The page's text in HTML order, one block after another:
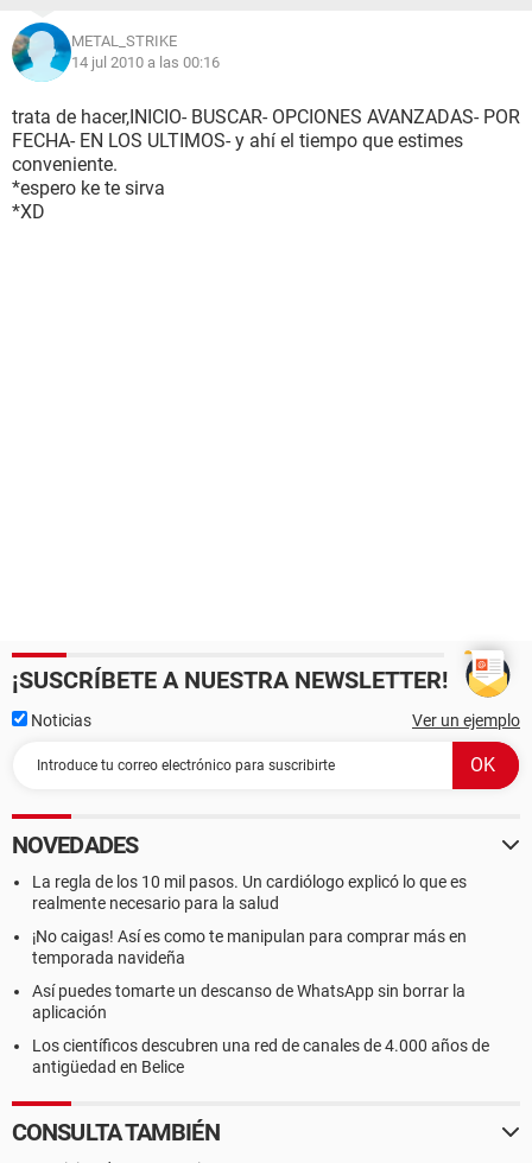
METAL_STRIKE
14 jul 2010 a las 00:16
trata de hacer,INICIO- BUSCAR- OPCIONES AVANZADAS- POR
FECHA- EN LOS ULTIMOS- y ahí el tiempo que estimes
conveniente.
*espero ke te sirva
*XD
¡SUSCRÍBETE A NUESTRA NEWSLETTER!
Noticias Ver un ejemplo
NOVEDADES
La regla de los 10 mil pasos. Un cardiólogo explicó lo que es
realmente necesario para la salud
¡No caigas! Así es como te manipulan para comprar más en
temporada navideña
Así puedes tomarte un descanso de WhatsApp sin borrar la
aplicación
Los científicos descubren una red de canales de 4.000 años de
antigüedad en Belice
CONSULTA TAMBIÉN